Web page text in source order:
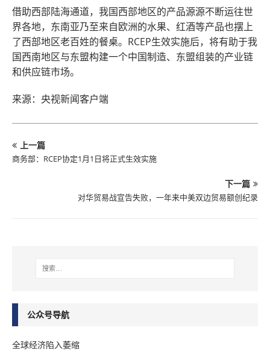
借助西部陆海通道，我国西部地区的产品源源不断运往世
界各地，东南亚乃至来自欧洲的水果、红酒等产品也摆上
了西部地区老百姓的餐桌。RCEP生效实施后，将有助于我
国西南地区与东盟构建一个中国制造、东盟组装的产业链
和供应链市场。
来源：央视新闻客户端
上一篇
商务部：RCEP协定1月1日将正式生效实施
下一篇
对华贸易战宣告失败，一年来中美双边贸易额创纪录
公众号导航
全球经济陷入萎缩